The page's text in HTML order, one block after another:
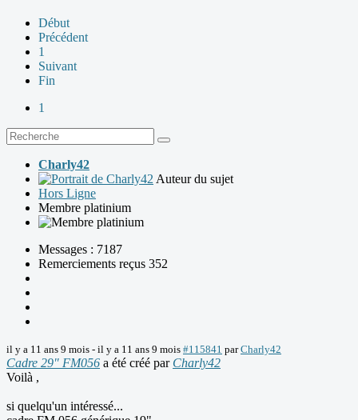
Début
Précédent
1
Suivant
Fin
1
Charly42
Auteur du sujet
Hors Ligne
Membre platinium
Messages : 7187
Remerciements reçus 352
il y a 11 ans 9 mois - il y a 11 ans 9 mois #115841 parCharly42
Cadre 29" FM056 a été créé par Charly42
Voilà ,
si quelqu'un intéressé...